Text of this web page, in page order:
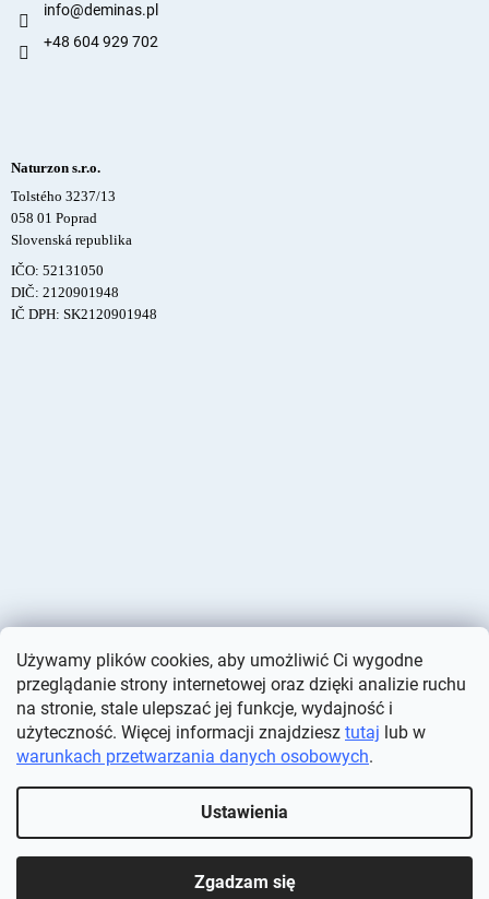
Używamy plików cookies, aby umożliwić Ci wygodne
przeglądanie strony internetowej oraz dzięki analizie ruchu
na stronie, stale ulepszać jej funkcje, wydajność i
użyteczność. Więcej informacji znajdziesz tutaj lub w
warunkach przetwarzania danych osobowych.
Ustawienia
Zgadzam się
info@deminas.pl
+48 604 929 702
Naturzon s.r.o.
Tolstého 3237/13
058 01 Poprad
Slovenská republika
IČO: 52131050
DIČ: 2120901948
IČ DPH: SK2120901948